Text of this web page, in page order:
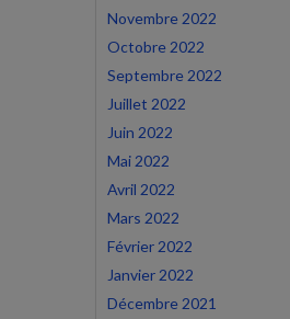
Novembre 2022
Octobre 2022
Septembre 2022
Juillet 2022
Juin 2022
Mai 2022
Avril 2022
Mars 2022
Février 2022
Janvier 2022
Décembre 2021